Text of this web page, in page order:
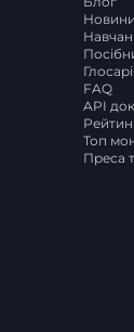
Новини
FAQ
API
Топ
Преса